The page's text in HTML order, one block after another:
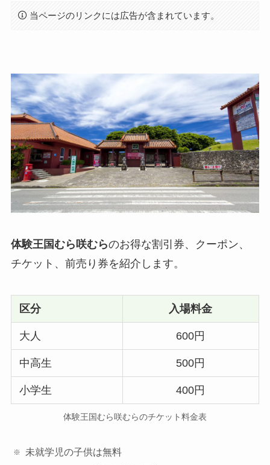
当ページのリンクには広告が含まれています。
体験王国むら咲むらのお得な割引券、クーポン、
チケット、前売り券を紹介します。
区分 入場料金
大人 600円
中高生 500円
小学生 400円
体験王国むら咲むらのチケット料金表
未就学児の子供は無料